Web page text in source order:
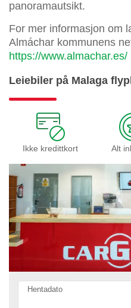
panoramautsikt.
For mer informasjon om
Almáchar kommunens
https://www.almachar.es/
Leiebiler på Malaga
Ikke kredittkort Alt
Hentadato